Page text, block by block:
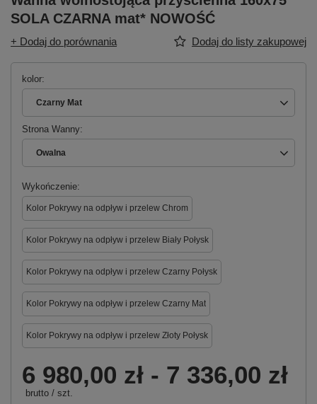
SOLA CZARNA mat* NOWOŚĆ
+ Dodaj do porównania Dodaj do listy zakupowej
kolor
Czarny Mat
Strona Wanny
Owalna
Wykończenie
Kolor Pokrywy na odpływ i przelew Chrom
Kolor Pokrywy na odpływ i przelew Biały Połysk
Kolor Pokrywy na odpływ i przelew Czarny Połysk
Kolor Pokrywy na odpływ i przelew Czarny Mat
Kolor Pokrywy na odpływ i przelew Złoty Połysk
6 980,00 zł - 7 336,00 zł
brutto / szt.